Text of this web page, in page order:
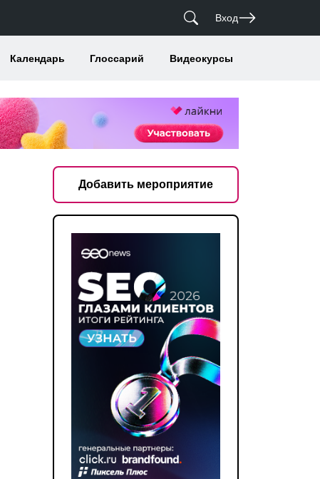
Вход
Календарь Глоссарий Видеокурсы
Добавить мероприятие